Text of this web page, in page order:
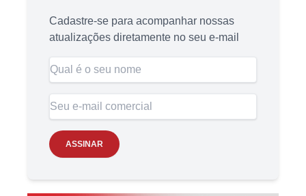
Cadastre-se para acompanhar nossas
atualizações diretamente no seu e-mail